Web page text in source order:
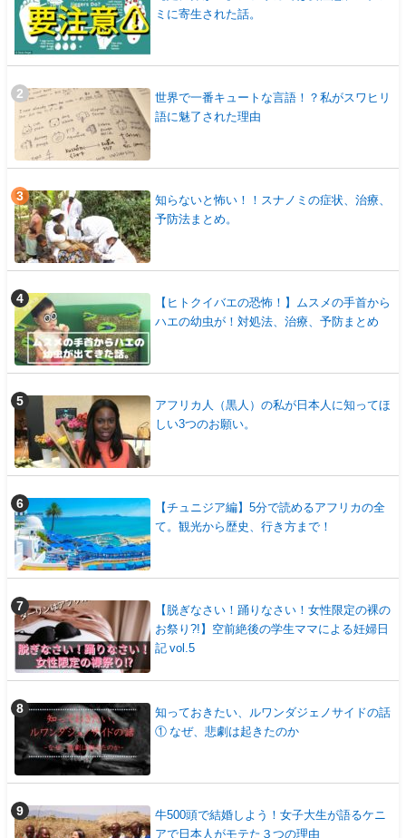
ミに寄生された話。
世界で一番キュートな言語！？私がスワヒリ
語に魅了された理由
知らないと怖い！！スナノミの症状、治療、
予防法まとめ。
【ヒトクイバエの恐怖！】ムスメの手首から
ハエの幼虫が！対処法、治療、予防まとめ
アフリカ人（黒人）の私が日本人に知ってほ
しい3つのお願い。
【チュニジア編】5分で読めるアフリカの全
て。観光から歴史、行き方まで！
【脱ぎなさい！踊りなさい！女性限定の裸の
お祭り?!】空前絶後の学生ママによる妊婦日
記 vol.5
知っておきたい、ルワンダジェノサイドの話
① なぜ、悲劇は起きたのか
牛500頭で結婚しよう！女子大生が語るケニ
アで日本人がモテた３つの理由